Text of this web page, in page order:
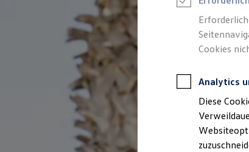
Reifenpakete
Leasing
Leasing-Angebote
Gebrauchtwagen Leasing
Junge Gebrauchtwagen-Leasing
Elektroauto Leasing
Kleinwagen-Leasing
Leasing ohne Anzahlung
Finanzierung
Autokredit mit Schlussrate
Versicherungen und Garantien
Kfz-Versicherung
Restschuldversicherungen
Garantien
Cookies
Analytics
Diese